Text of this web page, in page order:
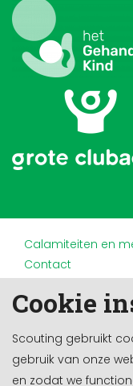
Cookie
Scouting gebruikt
gebruik van onze
en zodat we
Calamiteiten en
Contact
Doneren en
Privacy
Werken bij